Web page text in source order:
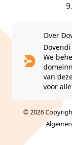
Over
We
van
voor
© 2026